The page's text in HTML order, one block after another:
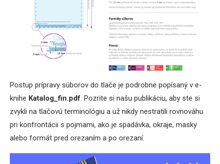
Postup prípravy súborov do tlače je podrobne popísaný v e-
knihe Katalog_fin.pdf. Pozrite si našu publikáciu, aby ste si
zvykli na tlačovú terminológiu a už nikdy nestratili rovnováhu
pri konfrontácii s pojmami, ako je spadávka, okraje, masky
alebo formát pred orezaním a po orezaní.